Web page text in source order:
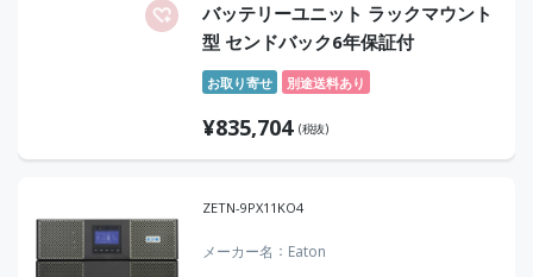
バッテリーユニット ラックマウント
型 センドバック6年保証付
お取り寄せ 別途送料あり
¥835,704 (税抜)
ZETN-9PX11KO4
メーカー名 Eaton